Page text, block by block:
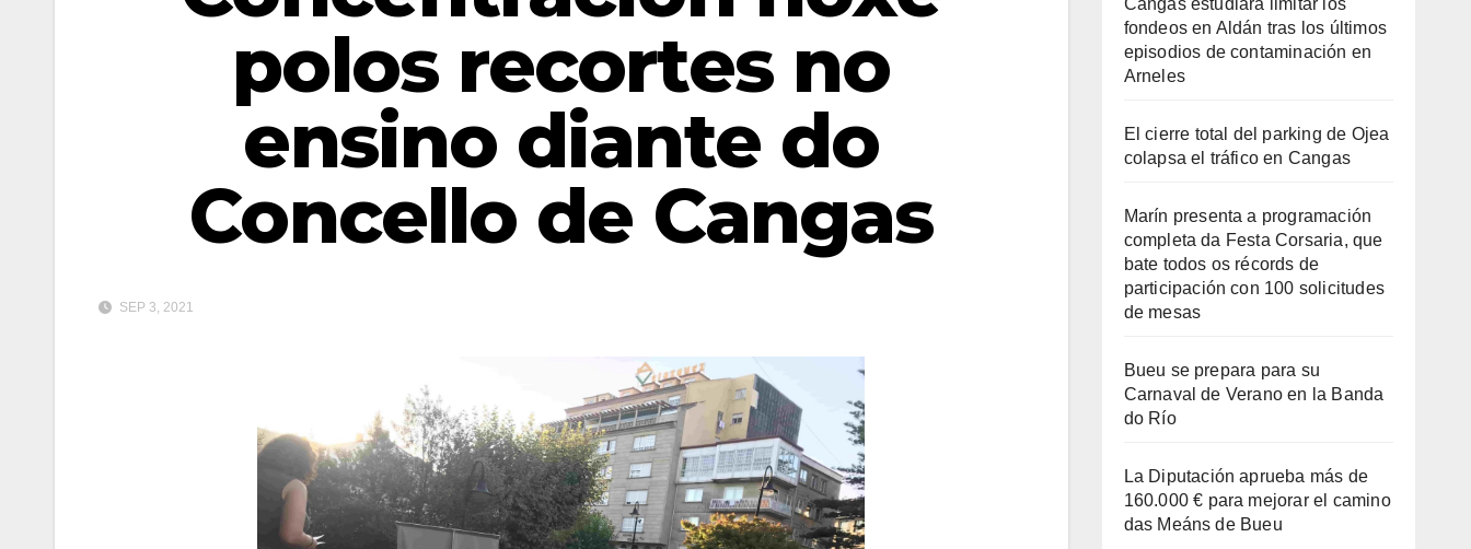
polos recortes no
ensino diante do
Concello de Cangas
SEP 3, 2021
fondeos en Aldán tras los últimos
episodios de contaminación en
Arneles
El cierre total del parking de Ojea
colapsa el tráfico en Cangas
Marín presenta a programación
completa da Festa Corsaria, que
bate todos os récords de
participación con 100 solicitudes
de mesas
Bueu se prepara para su
Carnaval de Verano en la Banda
do Río
La Diputación aprueba más de
160.000 € para mejorar el camino
das Meáns de Bueu